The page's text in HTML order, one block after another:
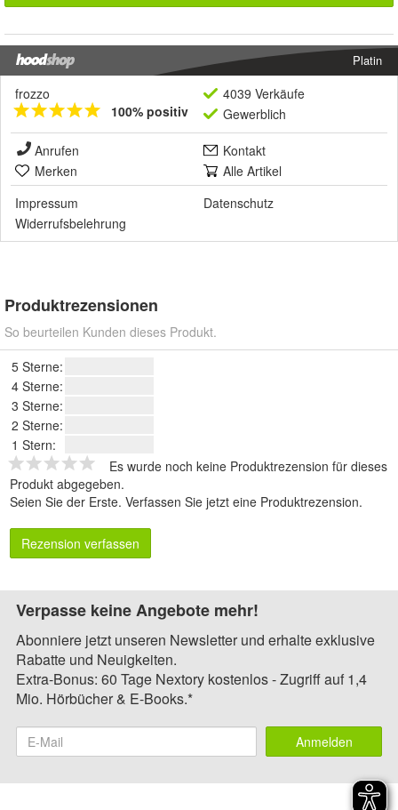
Platin
frozzo
100% positiv
4039 Verkäufe
Gewerblich
Anrufen
Kontakt
Merken
Alle Artikel
Impressum
Datenschutz
Widerrufsbelehrung
Produktrezensionen
So beurteilen Kunden dieses Produkt.
5 Sterne:
4 Sterne:
3 Sterne:
2 Sterne:
1 Stern:
Es wurde noch keine Produktrezension für dieses
Produkt abgegeben.
Seien Sie der Erste. Verfassen Sie jetzt eine Produktrezension.
Rezension verfassen
Verpasse keine Angebote mehr!
Abonniere jetzt unseren Newsletter und erhalte exklusive
Rabatte und Neuigkeiten.
Extra-Bonus: 60 Tage Nextory kostenlos - Zugriff auf 1,4
Mio. Hörbücher & E-Books.*
Anmelden